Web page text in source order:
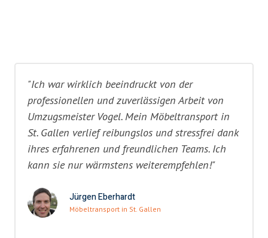
"Ich war wirklich beeindruckt von der
professionellen und zuverlässigen Arbeit von
Umzugsmeister Vogel. Mein Möbeltransport in
St. Gallen verlief reibungslos und stressfrei dank
ihres erfahrenen und freundlichen Teams. Ich
kann sie nur wärmstens weiterempfehlen!"
Jürgen Eberhardt
Möbeltransport in St. Gallen